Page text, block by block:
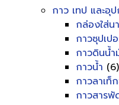
กาว เทป และอุ
กล่องใส่น
กาวซุปเป
กาวดินน้ำ
กาวน้ำ (6)
กาวลาเท็
กาวสารพั